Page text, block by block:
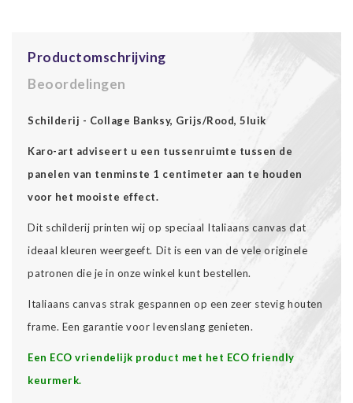
Productomschrijving
Beoordelingen
Schilderij - Collage Banksy, Grijs/Rood, 5luik
Karo-art adviseert u een tussenruimte tussen de
panelen van tenminste 1 centimeter aan te houden
voor het mooiste effect.
Dit schilderij printen wij op speciaal Italiaans canvas dat
ideaal kleuren weergeeft. Dit is een van de vele originele
patronen die je in onze winkel kunt bestellen.
Italiaans canvas strak gespannen op een zeer stevig houten
frame. Een garantie voor levenslang genieten.
Een ECO vriendelijk product met het ECO friendly
keurmerk.